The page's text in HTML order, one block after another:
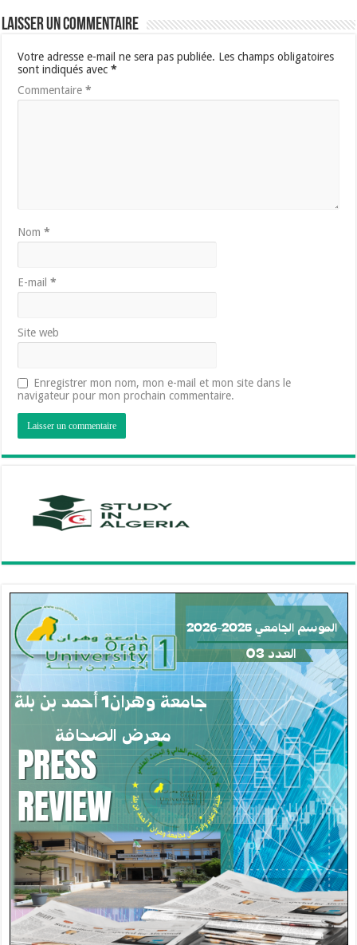
Laisser un commentaire
Votre adresse e-mail ne sera pas publiée. Les champs obligatoires
sont indiqués avec*
Commentaire*
Nom*
E-mail*
Site web
Enregistrer mon nom, mon e-mail et mon site dans le
navigateur pour mon prochain commentaire.